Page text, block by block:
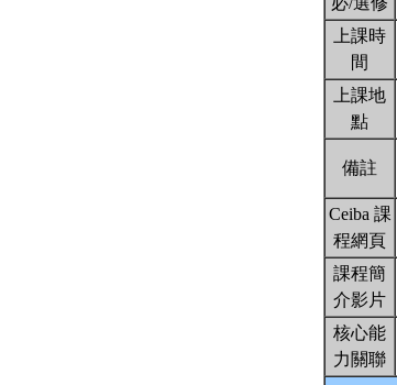
上課時
間
上課地
點
備註
Ceiba 課
程網頁
課程簡
介影片
核心能
力關聯